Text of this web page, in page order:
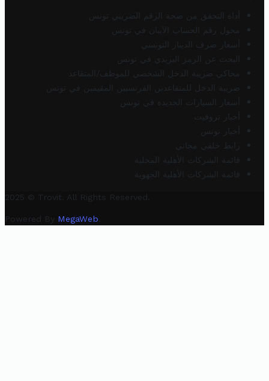
أداة التحقق من صحة الرقم الضريبي تونس
محول رقم الحساب الآيبان في تونس
أسعار صرف الدينار التونسي
البحث عن الرمز البريدي في تونس
محاكي ضريبة الدخل الشخصي للموظف/المتقاعد
ضريبة الدخل للمتقاعدين الفرنسيين المقيمين في تونس
أسعار السيارات الجديدة في تونس
أخبار تروفيت
أخبار تونس
رابط خلفي مجاني
قائمة الشركات الأهلية المحلية
قائمة الشركات الأهلية الجهوية
2025 © Trovit. All Rights Reserved.
Powered By MegaWeb